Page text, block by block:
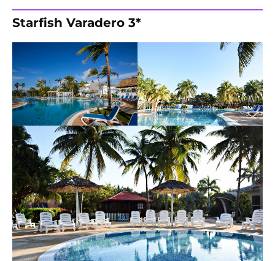
Starfish Varadero 3*